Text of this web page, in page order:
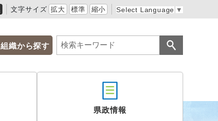
文字サイズ 拡大 標準 縮小 Select Language ▼
組織から探す
県政情報